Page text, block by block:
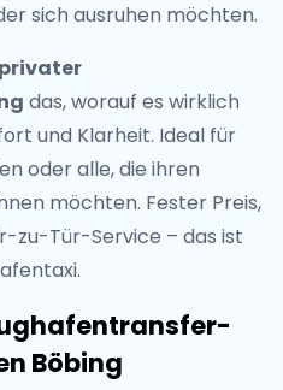
sich ausruhen möchten.
privater
das, worauf es wirklich
und Klarheit. Ideal für
oder alle, die ihren
möchten. Fester Preis,
zu-Tür-Service – das ist
Böbing